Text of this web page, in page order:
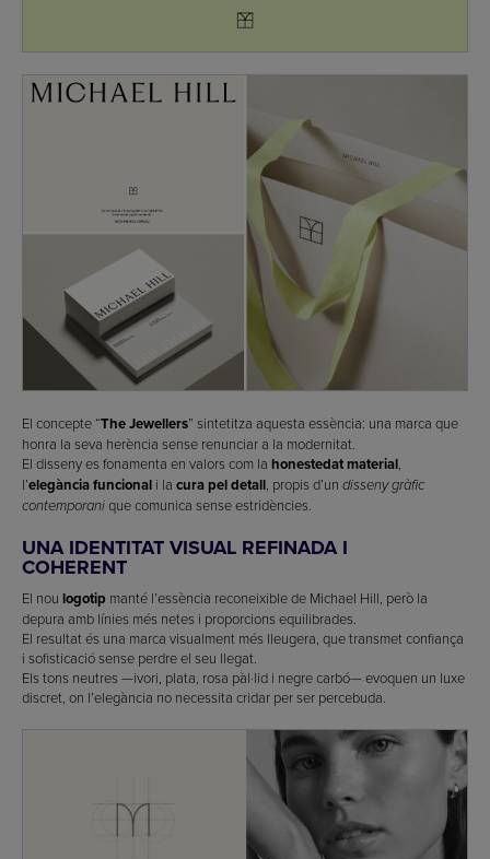
El concepte “The Jewellers” sintetitza aquesta essència: una marca que
honra la seva herència sense renunciar a la modernitat.
El disseny es fonamenta en valors com la honestedat material,
l’elegància funcional i la cura pel detall, propis d’un disseny gràfic
contemporanique comunica sense estridències.
UNA IDENTITAT VISUAL REFINADA I
COHERENT
El nou logotip manté l’essència reconeixible de Michael Hill, però la
depura amb línies més netes i proporcions equilibrades.
El resultat és una marca visualment més lleugera, que transmet confiança
i sofisticació sense perdre el seu llegat.
Els tons neutres —ivori, plata, rosa pàl·lid i negre carbó— evoquen un luxe
discret, on l’elegància no necessita cridar per ser percebuda.